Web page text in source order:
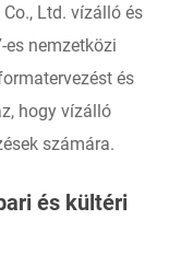
Ltd. vízálló és
es nemzetközi
és
hogy vízálló
számára.
és kültéri